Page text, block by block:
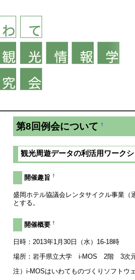
第8回例会について†
観光周遊データの利活用ワーク
開催趣旨†
盛岡ホテル協議会レンタサイクル事業
とする。
開催概要†
日時：2013年1月30日（水）16-18時
場所：岩手県立大学 i-MOS 2階 3次
注）i-MOSはいわてものづくりソフトウ